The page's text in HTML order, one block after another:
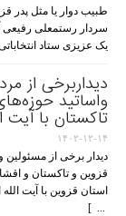
طبیب دوار یا مثل پدر
سردار رستمعلی رفیعی
یک عزیزی ستاد
دیداربرخی از
واساتید
تاکستان با آیت
۱۴۰۲-۱۲-۱۴
دیدار برخی از مسئولین
قزوین و تاکستان و
استان قزوین با آیت
... ]